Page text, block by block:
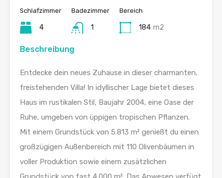
Schlafzimmer
4
Badezimmer
1
Bereich
184 m2
Beschreibung
Entdecke dein neues Zuhause in dieser charmanten,
freistehenden Villa! In idyllischer Lage bietet dieses
Haus im rustikalen Stil, Baujahr 2004, eine Oase der
Ruhe, umgeben von üppigen tropischen Pflanzen.
Mit einem Grundstück von 5.813 m² genießt du einen
großzügigen Außenbereich mit 110 Olivenbäumen in
voller Produktion sowie einem zusätzlichen